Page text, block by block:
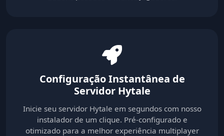
Configuração Instantânea de
Servidor Hytale
Inicie seu servidor Hytale em segundos com nosso
instalador de um clique. Pré-configurado e
otimizado para a melhor experiência multiplayer